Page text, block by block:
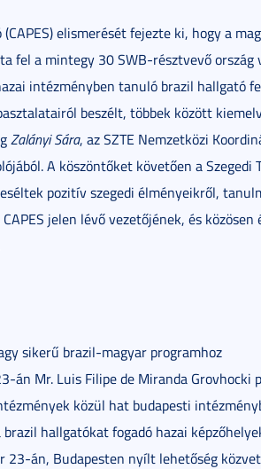
elismerését fejezte ki, hogy a
fel a mintegy 30 SWB-résztvevő ország
intézményben tanuló brazil hallgató
beszélt, többek között
Zalányi Sára, az SZTE Nemzetközi
A köszöntőket követően a Szegedi
pozitív szegedi élményeikről,
jelen lévő vezetőjének, és közösen
sikerű brazil-magyar programhoz
án Mr. Luis Filipe de Miranda Grovhocki
közül hat budapesti
hallgatókat fogadó hazai
23-án, Budapesten nyílt lehetőség